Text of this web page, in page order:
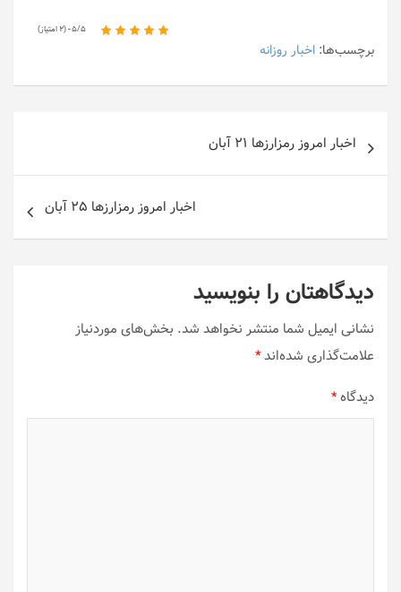
۵/۵ - (۲ امتیاز)
برچسب‌ها: اخبار روزانه
نوشته‌ها
اخبار امروز رمزارزها ۲۱ آبان
اخبار امروز رمزارزها ۲۵ آبان
دیدگاهتان را بنویسید
نشانی ایمیل شما منتشر نخواهد شد. بخش‌های موردنیاز
علامت‌گذاری شده‌اند*
دیدگاه*